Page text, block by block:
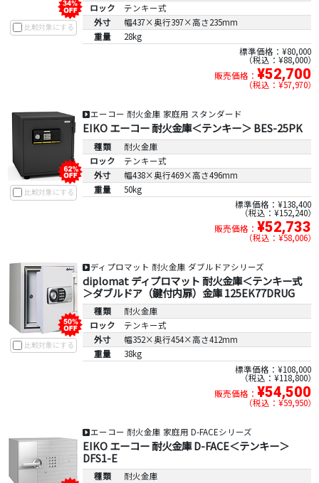
比較対象にする
ロック
テンキー式
外寸
幅437×奥行397×高さ235mm
重量
28kg
標準価格：¥80,000
税込：¥88,000
販売価格： ¥52,700
税込：¥57,970
比較対象にする
エーコー 耐火金庫 家庭用 スタンダード
EIKO エーコー 耐火金庫＜テンキー＞ BES-25PK
種類
耐火金庫
ロック
テンキー式
外寸
幅438×奥行469×高さ496mm
重量
50kg
標準価格：¥138,400
税込：¥152,240
販売価格： ¥52,733
税込：¥58,006
比較対象にする
ディプロマット 耐火金庫 ダブルドアシリーズ
diplomat ディプロマット 耐火金庫＜テンキー式
＞ダブルドア（鍵付内扉）金庫 125EK77DRUG
種類
耐火金庫
ロック
テンキー式
外寸
幅352×奥行454×高さ412mm
重量
38kg
標準価格：¥108,000
税込：¥118,800
販売価格： ¥54,500
税込：¥59,950
エーコー 耐火金庫 家庭用 D-FACEシリーズ
EIKO エーコー 耐火金庫 D-FACE＜テンキー＞
DFS1-E
種類
耐火金庫